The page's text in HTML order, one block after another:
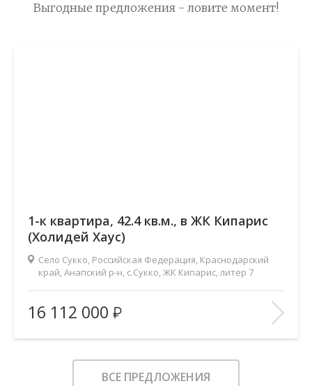
Выгодные предложения - ловите момент!
1-к квартира, 42.4 кв.м., в ЖК Кипарис
(Холидей Хаус)
Село Сукко, Российская Федерация, Краснодарский
край, Анапский р-н, с.Сукко, ЖК Кипарис, литер 7
Площадь (общ/жил/кух), м2:
42.4/14.7/16.8
Количество комнат:
1
Этаж:
2/8
В ИЗБРАННОЕ
16 112 000
ВСЕ ПРЕДЛОЖЕНИЯ